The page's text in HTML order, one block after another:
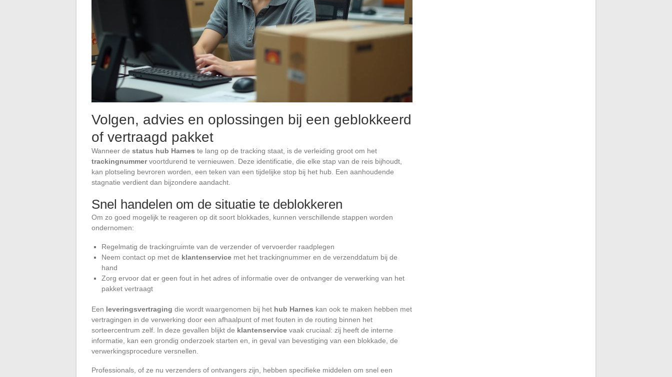
Volgen, advies en oplossingen bij een geblokkeerd
of vertraagd pakket
Wanneer de status hub Harnes te lang op de tracking staat, is de verleiding groot om het
trackingnummervoortdurend te vernieuwen. Deze identificatie, die elke stap van de reis bijhoudt,
kan plotseling bevroren worden, een teken van een tijdelijke stop bij het hub. Een aanhoudende
stagnatie verdient dan bijzondere aandacht.
Snel handelen om de situatie te deblokkeren
Om zo goed mogelijk te reageren op dit soort blokkades, kunnen verschillende stappen worden
ondernomen:
Regelmatig de trackingruimte van de verzender of vervoerder raadplegen
Neem contact op met de klantenservice met het trackingnummer en de verzenddatum bij de
hand
Zorg ervoor dat er geen fout in het adres of informatie over de ontvanger de verwerking van het
pakket vertraagt
Een leveringsvertraging die wordt waargenomen bij het hub Harnes kan ook te maken hebben met
vertragingen in de verwerking door een afhaalpunt of met fouten in de routing binnen het
sorteercentrum zelf. In deze gevallen blijkt de klantenservice vaak cruciaal: zij heeft de interne
informatie, kan een grondig onderzoek starten en, in geval van bevestiging van een blokkade, de
verwerkingsprocedure versnellen.
Professionals, of ze nu verzenders of ontvangers zijn, hebben specifieke middelen om snel een